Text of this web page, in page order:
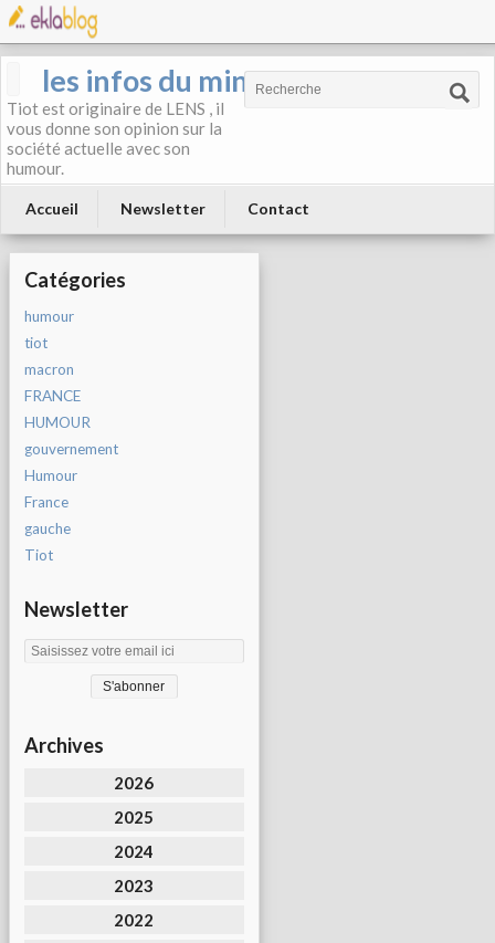
les infos du mineur
Tiot est originaire de LENS , il
vous donne son opinion sur la
société actuelle avec son
humour.
Accueil Newsletter Contact
Catégories
humour
tiot
macron
FRANCE
HUMOUR
gouvernement
Humour
France
gauche
Tiot
Newsletter
Archives
2026
2025
2024
2023
2022